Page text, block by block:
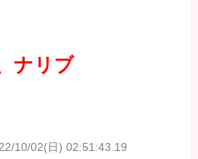
ナリブ
10/02(日) 02:51:43.19